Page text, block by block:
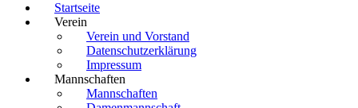
Startseite
Verein
Verein und Vorstand
Datenschutzerklärung
Impressum
Mannschaften
Mannschaften